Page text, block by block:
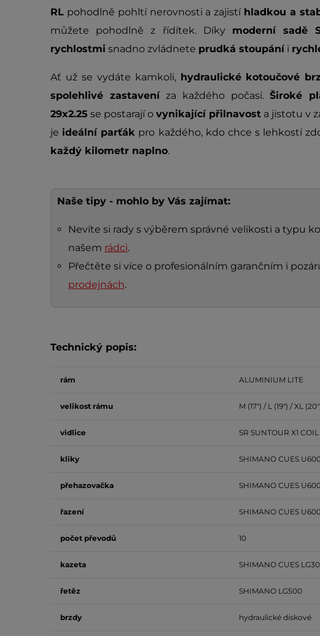
RL pohodlně pohltí nerovnosti a zajistí hladkou a
můžete pohodlně z řídítek. Díky moderní sadě
rychlostmi snadno zvládnete prudká stoupáníi
Ať už se vydáte kamkoli, hydraulické kotoučové
spolehlivé zastaveníza každého počasí.Široké
29x2.25 se postarají o vynikající přilnavost a jistotu v
je ideální parťák pro každého, kdo chce s lehkostí
každý kilometr naplno.
Naše tipy - mohlo by Vás zajímat:
Nevíte si rady s výběrem správné velikosti a typu
našem rádci.
Přečtěte si více o profesionálním garančním i
prodejnách.
Technický popis:
rám ALUMINIUM LITE
velikost rámu M (17") / L (19") / XL
vidlice SR SUNTOUR X1
kliky SHIMANO CUES
přehazovačka SHIMANO CUES
řazení SHIMANO CUES
počet převodů 10
kazeta SHIMANO CUES
řetěz SHIMANO LG500
brzdy hydraulické diskové